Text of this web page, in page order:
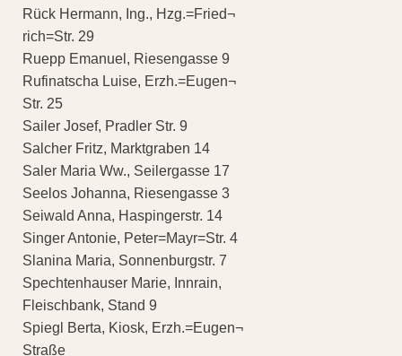
Rück Hermann, Ing., Hzg.=Fried¬
rich=Str. 29
Ruepp Emanuel, Riesengasse 9
Rufinatscha Luise, Erzh.=Eugen¬
Str. 25
Sailer Josef, Pradler Str. 9
Salcher Fritz, Marktgraben 14
Saler Maria Ww., Seilergasse 17
Seelos Johanna, Riesengasse 3
Seiwald Anna, Haspingerstr. 14
Singer Antonie, Peter=Mayr=Str. 4
Slanina Maria, Sonnenburgstr. 7
Spechtenhauser Marie, Innrain,
Fleischbank, Stand 9
Spiegl Berta, Kiosk, Erzh.=Eugen¬
Straße